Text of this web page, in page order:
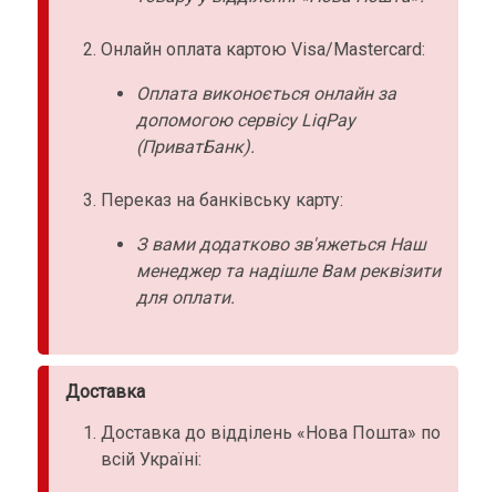
Онлайн оплата картою Visa/Mastercard:
Оплата виконоється онлайн за
допомогою сервісу LiqPay
(ПриватБанк).
Переказ на банківську карту:
З вами додатково зв'яжеться Наш
менеджер та надішле Вам реквізити
для оплати.
Доставка
Доставка до відділень «Нова Пошта» по
всій Україні: